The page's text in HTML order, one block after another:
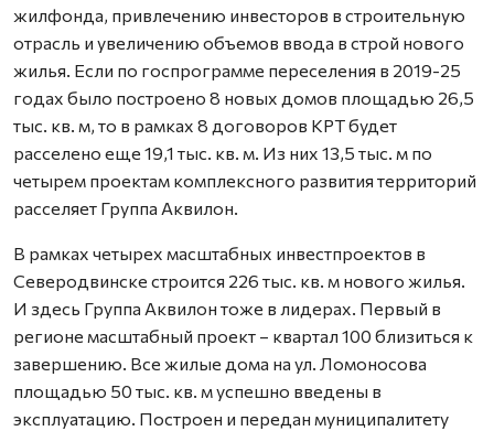
жилфонда, привлечению инвесторов в строительную
отрасль и увеличению объемов ввода в строй нового
жилья. Если по госпрограмме переселения в 2019-25
годах было построено 8 новых домов площадью 26,5
тыс. кв. м, то в рамках 8 договоров КРТ будет
расселено еще 19,1 тыс. кв. м. Из них 13,5 тыс. м по
четырем проектам комплексного развития территорий
расселяет Группа Аквилон.
В рамках четырех масштабных инвестпроектов в
Северодвинске строится 226 тыс. кв. м нового жилья.
И здесь Группа Аквилон тоже в лидерах. Первый в
регионе масштабный проект – квартал 100 близиться к
завершению. Все жилые дома на ул. Ломоносова
площадью 50 тыс. кв. м успешно введены в
эксплуатацию. Построен и передан муниципалитету